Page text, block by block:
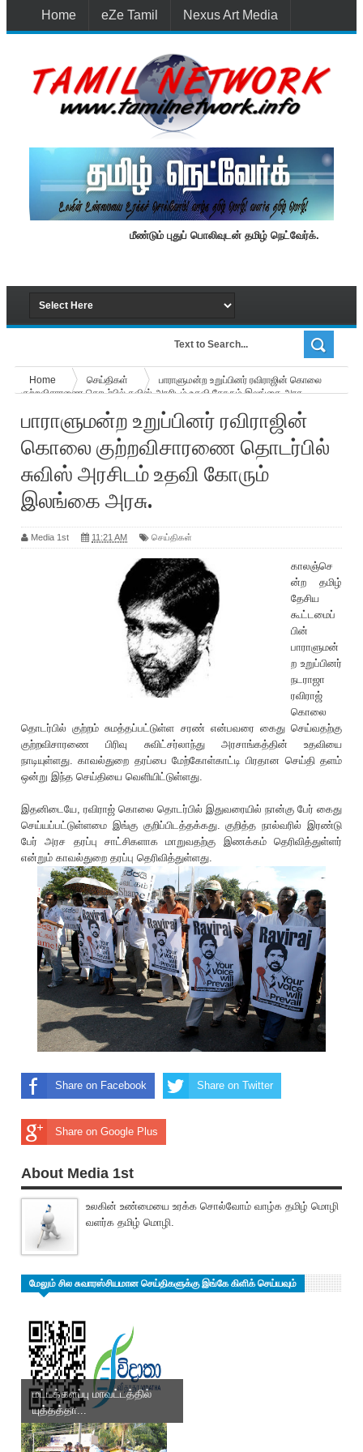
Home eZe Tamil Nexus Art Media
மீண்டும் புதுப் பொலிவுடன் தமிழ் நெட்வேர்க்.
Home செய்திகள்
பாராளுமன்ற உறுப்பினர் ரவிராஜின் கொலை
குற்றவிசாரணை தொடர்பில் சுவிஸ் அரசிடம் உதவி கோரும் இலங்கை அரசு.
பாராளுமன்ற உறுப்பினர் ரவிராஜின்
கொலை குற்றவிசாரணை தொடர்பில்
சுவிஸ் அரசிடம் உதவி கோரும்
இலங்கை அரசு.
Media 1st 11:21 AM செய்திகள்
காலஞ்செ
ன்ற தமிழ்
தேசிய
கூட்டமைப்
பின்
பாராளுமன்
ற உறுப்பினர்
நடராஜா
ரவிராஜ்
கொலை
தொடர்பில் குற்றம் சுமத்தப்பட்டுள்ள சரண் என்பவரை கைது செய்வதற்கு
குற்றவிசாரணை பிரிவு சுவிட்சர்லாந்து அரசாங்கத்தின் உதவியை
நாடியுள்ளது. காவல்துறை தரப்பை மேற்கோள்காட்டி பிரதான செய்தி தளம்
ஒன்று இந்த செய்தியை வெளியிட்டுள்ளது.
இதனிடையே, ரவிராஜ் கொலை தொடர்பில் இதுவரையில் நான்கு பேர் கைது
செய்யப்பட்டுள்ளமை இங்கு குறிப்பிடத்தக்கது. குறித்த நால்வரில் இரண்டு
பேர் அரச தரப்பு சாட்சிகளாக மாறுவதற்கு இணக்கம் தெரிவித்துள்ளர்
என்றும் காவல்துறை தரப்பு தெரிவித்துள்ளது.
Share on Facebook Share on Twitter
Share on Google Plus
About Media 1st
உலகின் உண்மையை உரக்க சொல்வோம் வாழ்க தமிழ் மொழி
வளர்க தமிழ் மொழி.
மேலும் சில சுவாரஸ்சியமான செய்திகளுக்கு இங்கே கிளிக் செய்யவும்
மட்டக்களப்பு மாவட்டத்தில்
யுத்தத்தா...